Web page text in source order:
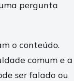
pergunta
o conteúdo.
comum e a
ser falado ou